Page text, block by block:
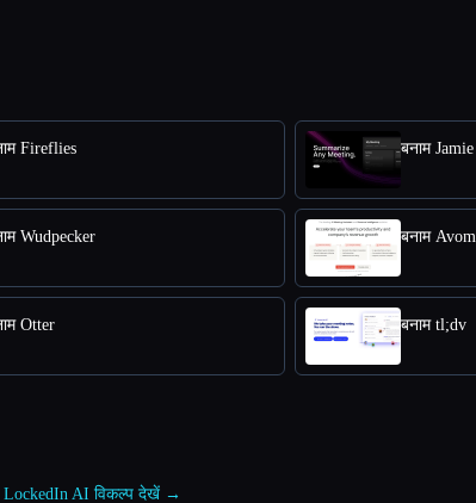
Fireflies बनाम Jamie
Wudpecker बनाम
Otter बनाम tl;dv
LockedIn AI विकल्प देखें →